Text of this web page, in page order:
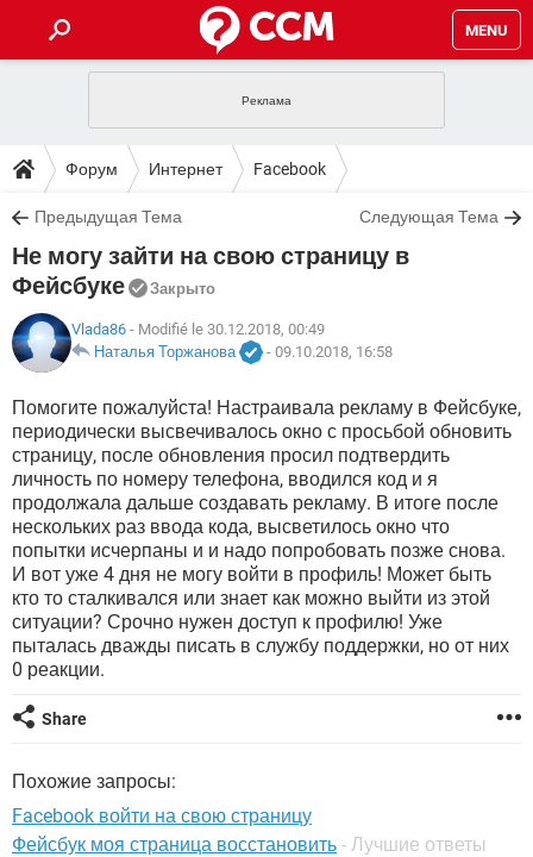
MENU
INSTAGRAM FACEBOOK
ИГРЫ WINDOWS 10
ВКОНТАКТЕ ВИДЕО
GOOGLE
ПОЛЕЗНЫЕ СОВЕТЫ
TIKTOK TELEGRAM
FACEBOOK
WINDOWS 10
ВИДЕО GOOGLE
YANDEX
ЗАГРУЗКИ
TIKTOK TELEGRAM
WHATSAPP
FACEBOOK ИГРЫ
ВИДЕО GOOGLE
YANDEX
ФОРУМ
TIKTOK
WHATSAPP INSTAGRAM
FACEBOOK
WINDOWS 10 ВКОНТАКТЕ
ВИДЕО GOOGLE
YANDEX
ЭНЦИКЛОПЕДИЯ
WHATSAPP INSTAGRAM
FACEBOOK ИГРЫ
WINDOWS 10 ВКОНТАКТЕ
GOOGLE
YANDEX
Форум Интернет Facebook
Предыдущая Тема Следующая Тема
Не могу зайти на свою страницу в
Фейсбуке
Закрыто
Vlada86 - Modifié le 30.12.2018, 00:49
Наталья Торжанова
- 09.10.2018, 16:58
Помогите пожалуйста! Настраивала рекламу в Фейсбуке,
периодически высвечивалось окно с просьбой обновить
страницу, после обновления просил подтвердить
личность по номеру телефона, вводился код и я
продолжала дальше создавать рекламу. В итоге после
нескольких раз ввода кода, высветилось окно что
попытки исчерпаны и и надо попробовать позже снова.
И вот уже 4 дня не могу войти в профиль! Может быть
кто то сталкивался или знает как можно выйти из этой
ситуации? Срочно нужен доступ к профилю! Уже
пыталась дважды писать в службу поддержки, но от них
0 реакции.
Share
Похожие запросы:
Facebook войти на свою страницу
Фейсбук моя страница восстановить - Лучшие ответы